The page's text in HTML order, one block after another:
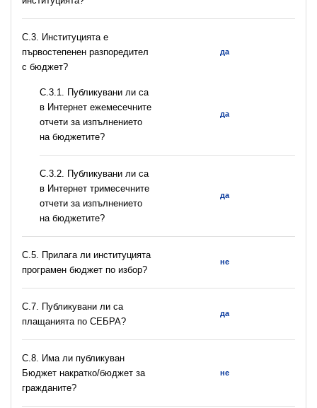
C.3. Институцията е
първостепенен разпоредител
с бюджет?
да
С.3.1. Публикувани ли са
в Интернет ежемесечните
отчети за изпълнението
на бюджетите?
да
С.3.2. Публикувани ли са
в Интернет тримесечните
отчети за изпълнението
на бюджетите?
да
С.5. Прилага ли институцията
програмен бюджет по избор?
не
С.7. Публикувани ли са
плащанията по СЕБРА?
да
С.8. Има ли публикуван
Бюджет накратко/бюджет за
гражданите?
не